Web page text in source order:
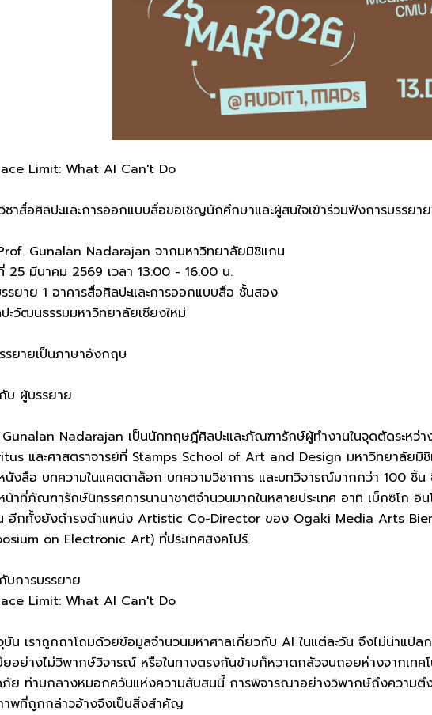
Limit: What AI Can't Do
ชาสื่อศิลปะและการออกแบบสื่อขอเชิญนักศึกษาและผู้สนใจเข้าร่วมฟังการบรร
Gunalan Nadarajan จากมหาวิทยาลัยมิชิแกน
25 มีนาคม 2569 เวลา 13:00 - 16:00 น.
รยาย 1 อาคารสื่อศิลปะและการออกแบบสื่อ ชั้นสอง
ะวัฒนธรรมมหาวิทยาลัยเชียงใหม่
รยายเป็นภาษาอังกฤษ
บ ผู้บรรยาย
Nadarajan เป็นนักทฤษฎีศิลปะและภัณฑารักษ์ผู้ทำงานในจุดตัดระหว่า
และศาสตราจารย์ที่ Stamps School of Art and Design มหาวิทยาลัย
นังสือ บทความในแคตตาล็อก บทความวิชาการ และบทวิจารณ์มากกว่า 100 ชิ้
น้าที่ภัณฑารักษ์นิทรรศการนานาชาติจำนวนมากในหลายประเทศ อาทิ เม็กซิโก
อีกทั้งยังดำรงตำแหน่ง Artistic Co-Director ของ Ogaki Media Arts
on Electronic Art) ที่ประเทศสิงคโปร์.
บการบรรยาย
Limit: What AI Can't Do
บัน เราถูกถาโถมด้วยข้อมูลจำนวนมหาศาลเกี่ยวกับ AI ในแต่ละวัน จึงไม่น่าแป
ยอย่างไม่วิพากษ์วิจารณ์ หรือในทางตรงกันข้ามก็หวาดกลัวจนถอยห่างจากเท
ย ท่ามกลางหมอกควันแห่งความสับสนนี้ การพิจารณาอย่างวิพากษ์ถึงความตึ
พที่ถูกกล่าวอ้างจึงเป็นสิ่งสำคัญ